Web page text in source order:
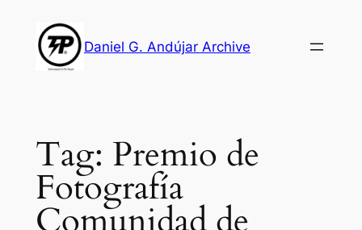
content
Daniel G. Andújar Archive
Tag: Premio de
Fotografía
Comunidad de